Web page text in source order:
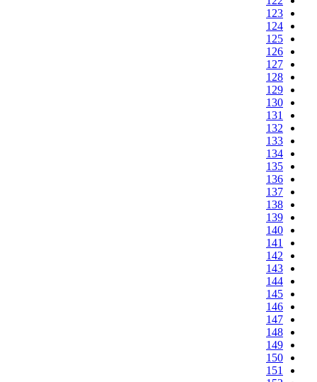
123
124
125
126
127
128
129
130
131
132
133
134
135
136
137
138
139
140
141
142
143
144
145
146
147
148
149
150
151